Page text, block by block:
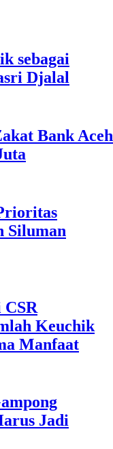
sebagai
Djalal
Bank Aceh
Siluman
Keuchik
Manfaat
Jadi